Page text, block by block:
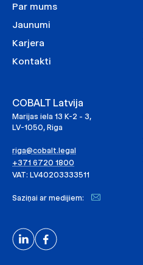
Par mums
Jaunumi
Karjera
Kontakti
COBALT Latvija
Marijas iela 13 K-2 - 3,
LV-1050, Riga
riga@cobalt.legal
+371 6720 1800
VAT: LV40203333511
Saziņai ar medijiem: